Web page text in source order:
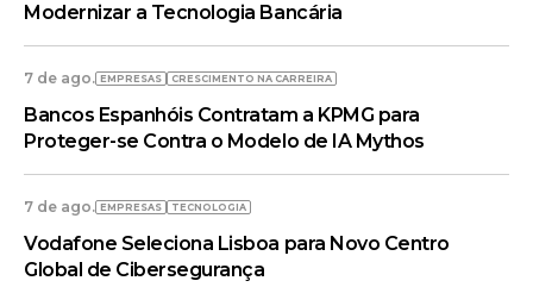
Modernizar a Tecnologia Bancária
7 de ago. EMPRESAS CRESCIMENTO NA CARREIRA
Bancos Espanhóis Contratam a KPMG para
Proteger-se Contra o Modelo de IA Mythos
7 de ago. EMPRESAS TECNOLOGIA
Vodafone Seleciona Lisboa para Novo Centro
Global de Cibersegurança